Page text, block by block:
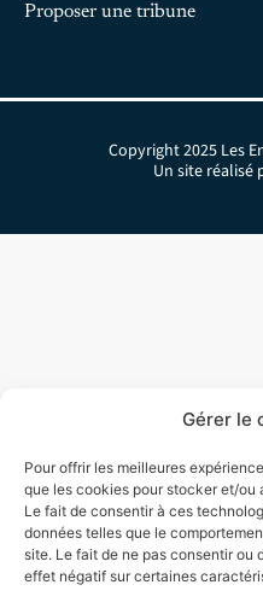
Gérer le
Pour offrir les meilleures
que les cookies pour stocker et/ou
Le fait de consentir à ces
données telles que le
site. Le fait de ne pas consentir ou
effet négatif sur certaines
Proposer une tribune
Copyright 2025 Les
Un site réalisé